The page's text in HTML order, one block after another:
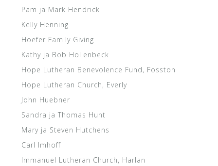
Pam ja Mark Hendrick
Kelly Henning
Hoefer Family Giving
Kathy ja Bob Hollenbeck
Hope Lutheran Benevolence Fund, Fosston
Hope Lutheran Church, Everly
John Huebner
Sandra ja Thomas Hunt
Mary ja Steven Hutchens
Carl Imhoff
Immanuel Lutheran Church, Harlan